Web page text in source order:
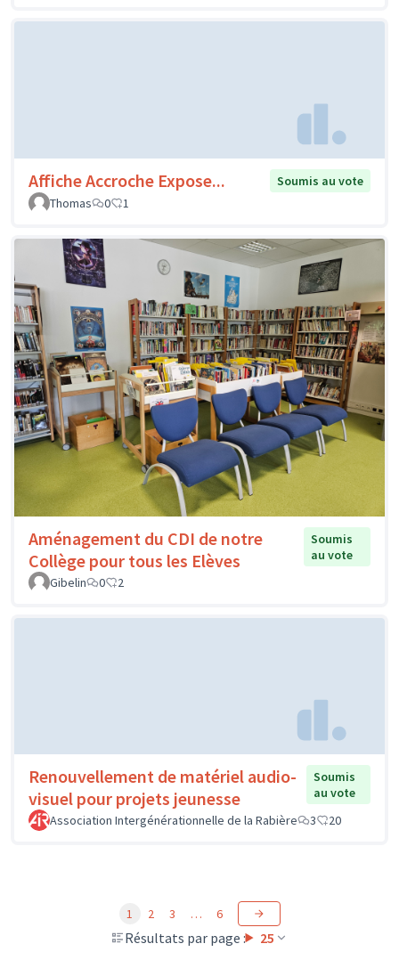
Affiche Accroche Expose...
Soumis au vote
Thomas
0 1
Aménagement du CDI de notre
Collège pour tous les Elèves
Soumis
au vote
Gibelin
0 2
Renouvellement de matériel audio-
visuel pour projets jeunesse
Soumis
au vote
Association Intergénérationnelle de la Rabière
3 20
Résultats par page : 25
1 2 3 … 6